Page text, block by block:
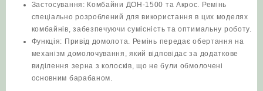
Застосування: Комбайни ДОН-1500 та Акрос. Ремінь
спеціально розроблений для використання в цих моделях
комбайнів, забезпечуючи сумісність та оптимальну роботу.
Функція: Привід домолота. Ремінь передає обертання на
механізм домолочування, який відповідає за додаткове
виділення зерна з колосків, що не були обмолочені
основним барабаном.